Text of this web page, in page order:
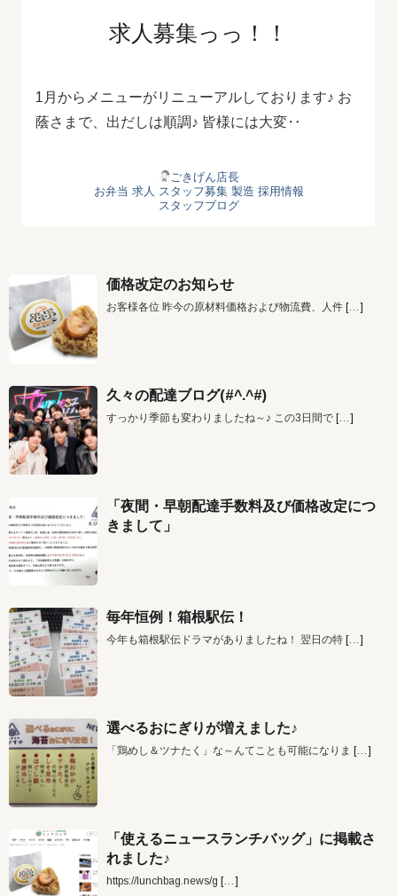
求人募集っっ！！
1月からメニューがリニューアルしております♪ お
蔭さまで、出だしは順調♪ 皆様には大変‥
ごきげん店長
お弁当 求人 スタッフ募集 製造 採用情報
スタッフブログ
価格改定のお知らせ
お客様各位 昨今の原材料価格および物流費、人件 […]
久々の配達ブログ(#^.^#)
すっかり季節も変わりましたね～♪ この3日間で […]
「夜間・早朝配達手数料及び価格改定につ
きまして」
毎年恒例！箱根駅伝！
今年も箱根駅伝ドラマがありましたね！ 翌日の特 […]
選べるおにぎりが増えました♪
「鶏めし＆ツナたく」な～んてことも可能になりま […]
「使えるニュースランチバッグ」に掲載さ
れました♪
https://lunchbag.news/g […]